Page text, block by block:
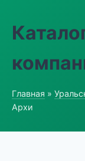
Главная »
Архи